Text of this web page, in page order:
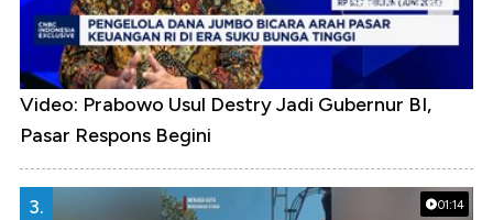
Video: Prabowo Usul Destry Jadi Gubernur BI,
Pasar Respons Begini
01:14
3.